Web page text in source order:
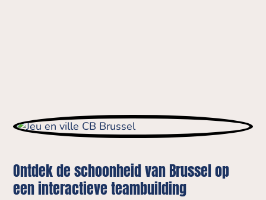
Ontdek de schoonheid van Brussel op
een interactieve teambuilding